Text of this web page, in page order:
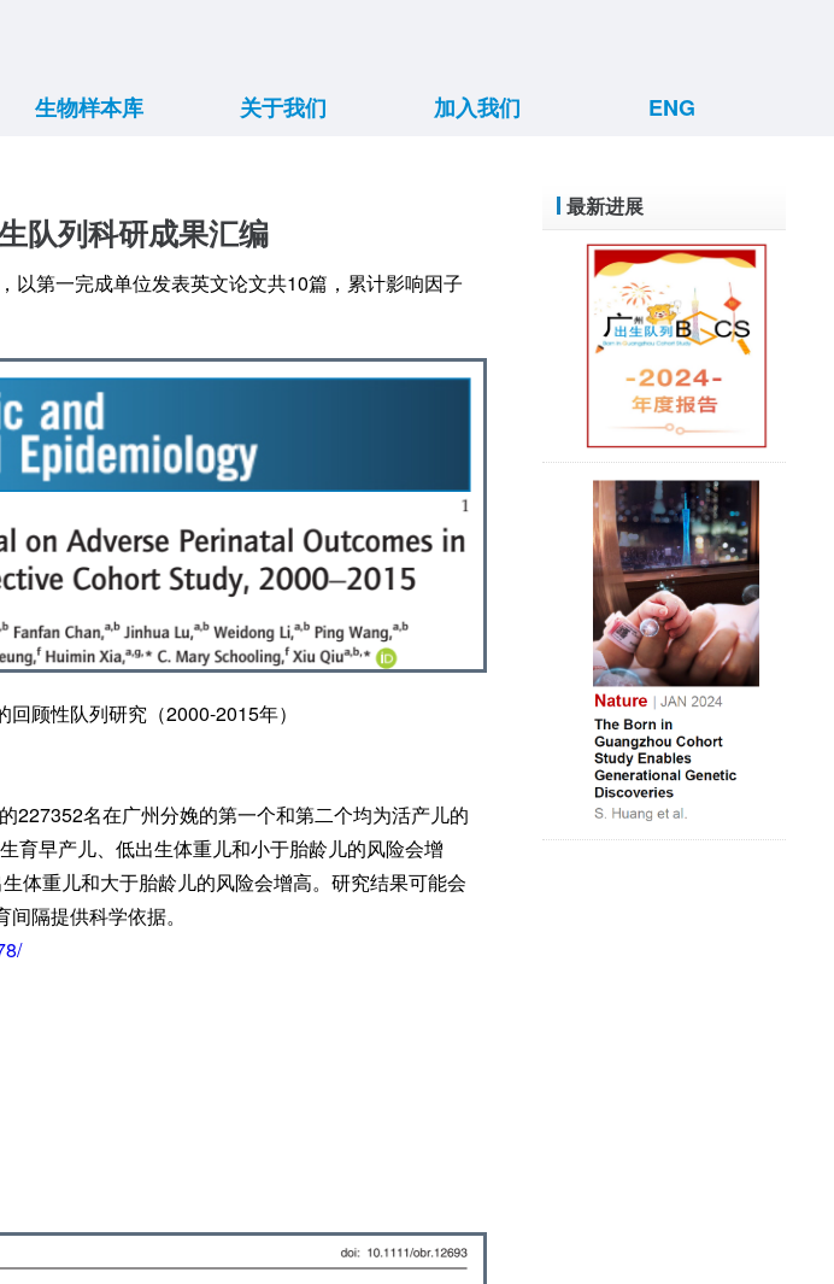
生物样本库 关于我们 加入我们 ENG
最新进展
队列科研成果汇编
以第一完成单位发表英文论文共10篇，累计影响因子
顾性队列研究（2000-2015年）
227352名在广州分娩的第一个和第二个均为活产儿的
育早产儿、低出生体重儿和小于胎龄儿的风险会增
体重儿和大于胎龄儿的风险会增高。研究结果可能会
隔提供科学依据。